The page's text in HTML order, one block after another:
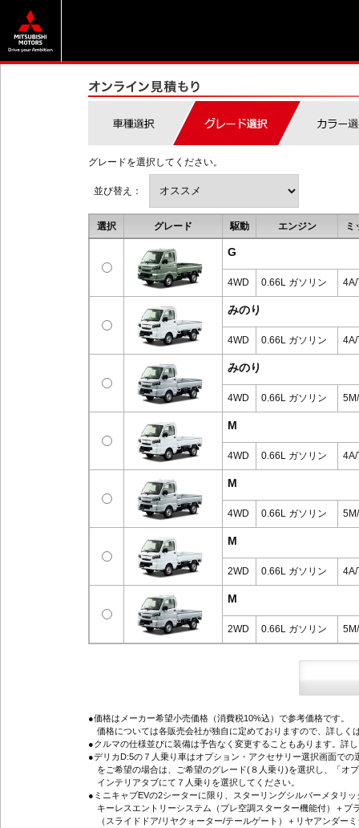
グレードを選択してください。
並び替え：
選択 グレード 駆動 エンジン ミ
G
4WD 0.66L ガソリン 4A/
みのり
4WD 0.66L ガソリン 4A/
みのり
4WD 0.66L ガソリン
M
4WD 0.66L ガソリン 4A/
M
4WD 0.66L ガソリン
M
2WD 0.66L ガソリン 4A/
M
2WD 0.66L ガソリン
●価格はメーカー希望小売価格（消費税10%込）で参考価格です。
価格については各販売会社が独自に定めておりますので、詳しく
●クルマの仕様並びに装備は予告なく変更することもあります。詳
●デリカD:5の７人乗り車はオプション・アクセサリー選択画面での
をご希望の場合は、ご希望のグレード(８人乗り)を選択し、「オ
インテリアタブにて７人乗りを選択してください。
●ミニキャブEVの2シーターに限り、スターリングシルバーメタリ
キーレスエントリーシステム（プレ空調スターター機能付）＋プ
（スライドドア/リヤクォーター/テールゲート）＋リヤアンダー